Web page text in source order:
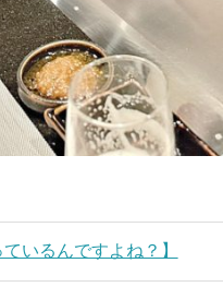
いるんですよね？】